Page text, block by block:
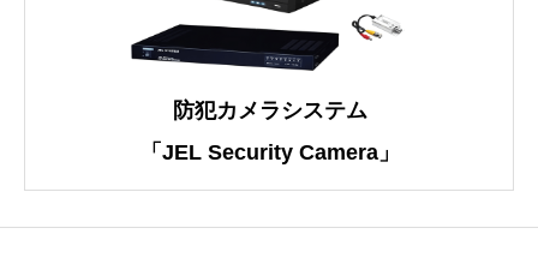
防犯カメラシステム
「JEL Security Camera」